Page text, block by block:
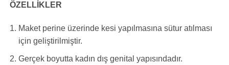
ÖZELLİKLER
Maket perine üzerinde kesi yapılmasına sütur atılması
için geliştirilmiştir.
Gerçek boyutta kadın dış genital yapısındadır.